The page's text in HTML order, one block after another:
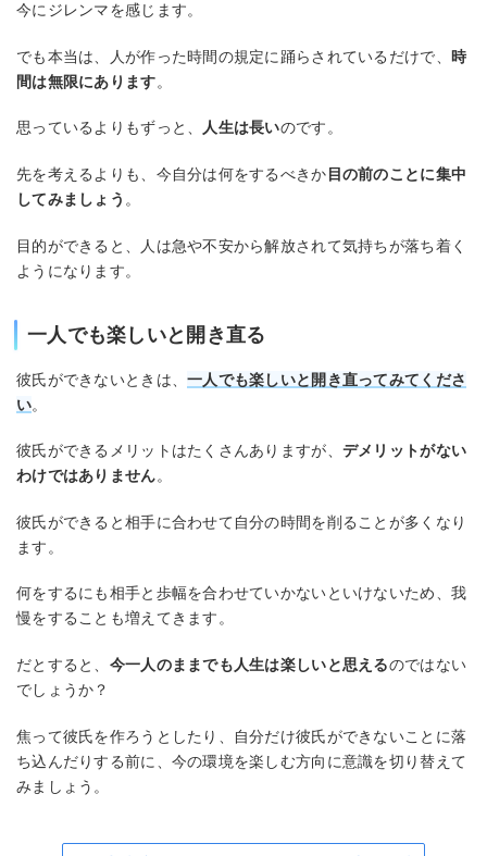
今にジレンマを感じます。
でも本当は、人が作った時間の規定に踊らされているだけで、 時
間は無限にあります。
思っているよりもずっと、 人生は長いのです。
先を考えるよりも、今自分は何をするべきか 目の前のことに集中
してみましょう 。
目的ができると、人は急や不安から解放されて気持ちが落ち着く
ようになります。
一人でも楽しいと開き直る
彼氏ができないときは、一人でも楽しいと開き直ってみてくださ
い。
彼氏ができるメリットはたくさんありますが、 デメリットがない
わけではありません。
彼氏ができると相手に合わせて自分の時間を削ることが多くなり
ます。
何をするにも相手と歩幅を合わせていかないといけないため、我
慢をすることも増えてきます。
だとすると、 今一人のままでも人生は楽しいと思えるのではない
でしょうか？
焦って彼氏を作ろうとしたり、自分だけ彼氏ができないことに落
ち込んだりする前に、今の環境を楽しむ方向に意識を切り替えて
みましょう。